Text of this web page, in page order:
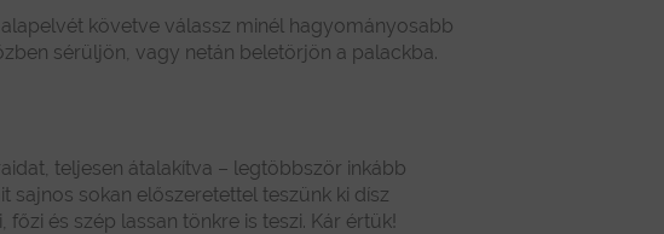
követve válassz minél hagyományosabb
sérüljön, vagy netán beletörjön a palackba.
teljesen átalakítva – legtöbbször inkább
sajnos sokan előszeretettel teszünk ki dísz
és szép lassan tönkre is teszi. Kár értük!